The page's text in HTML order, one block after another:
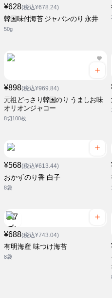
¥628(税込¥678.24)
韓国味付海苔 ジャバンのり 永井
50g
¥898(税込¥969.84)
元祖どっさり韓国のり うましお味
オリオンジャコー
8切100枚
¥568(税込¥613.44)
おかずのり香 白子
8袋
¥688(税込¥743.04)
有明海産 味つけ海苔
8袋